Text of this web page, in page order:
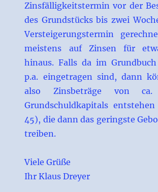
Zinsfälligkeitstermin vor der
des Grundstücks bis zwei
Versteigerungstermin
meistens auf Zinsen für
hinaus. Falls da im
p.a. eingetragen sind, dann
also Zinsbeträge von
Grundschuldkapitals
45), die dann das geringste
treiben.
Viele Grüße
Ihr Klaus Dreyer